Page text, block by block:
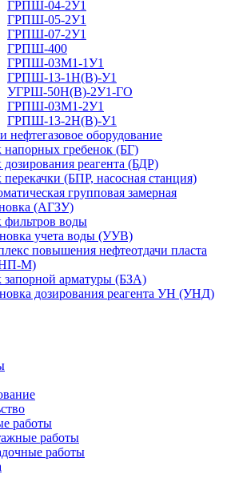
ГРПШ-04-2У1
ГРПШ-05-2У1
ГРПШ-07-2У1
ГРПШ-400
ГРПШ-03М1-1У1
ГРПШ-13-1Н(В)-У1
УГРШ-50Н(В)-2У1-ГО
ГРПШ-03М1-2У1
ГРПШ-13-2Н(В)-У1
нефтегазовое оборудование
напорных гребенок (БГ)
дозирования реагента (БДР)
перекачки (БПР, насосная станция)
групповая замерная
(АГЗУ)
фильтров воды
учета воды (УУВ)
повышения нефтеотдачи пласта
М)
запорной арматуры (БЗА)
дозирования реагента УН (УНД)
работы
работы
работы